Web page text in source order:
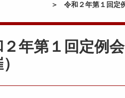
令和２年第１回定
年第１回定例